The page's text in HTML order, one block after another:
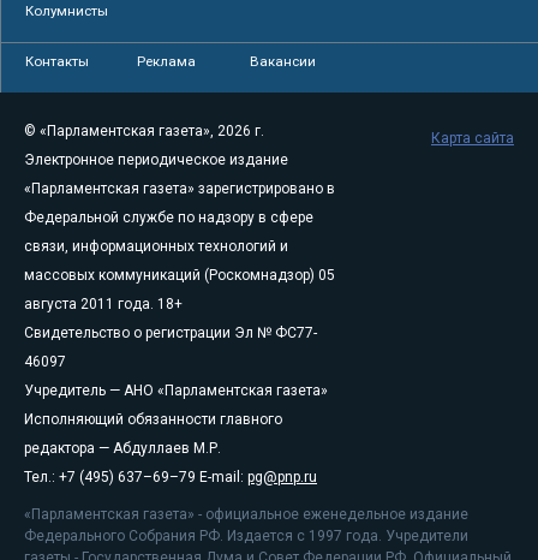
Колумнисты
Контакты Реклама Вакансии
© «Парламентская газета», 2026 г.
Электронное периодическое издание
«Парламентская газета» зарегистрировано в
Федеральной службе по надзору в сфере
связи, информационных технологий и
массовых коммуникаций (Роскомнадзор) 05
августа 2011 года. 18+
Свидетельство о регистрации Эл № ФС77-
46097
Учредитель — АНО «Парламентская газета»
Исполняющий обязанности главного
редактора — Абдуллаев М.Р.
Тел.: +7 (495) 637–69–79 E-mail: pg@pnp.ru
«Парламентская газета» - официальное еженедельное издание
Федерального Собрания РФ. Издается с 1997 года. Учредители
Карта сайта